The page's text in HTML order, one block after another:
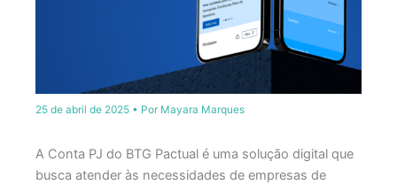
25 de abril de 2025 • Por Mayara Marques
​A Conta PJ do BTG Pactual é uma solução digital que
busca atender às necessidades de empresas de